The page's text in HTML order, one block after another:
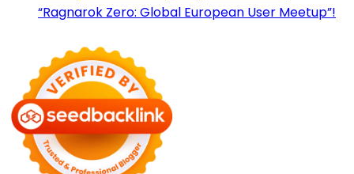
“Ragnarok Zero: Global European User Meetup”!